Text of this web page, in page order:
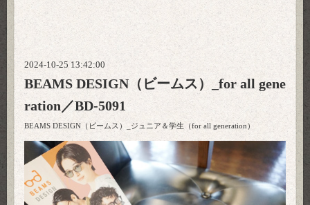
2024-10-25 13:42:00
BEAMS DESIGN（ビームス）_for all gene
ration／BD-5091
BEAMS DESIGN（ビームス）_ジュニア＆学生（for all generation）